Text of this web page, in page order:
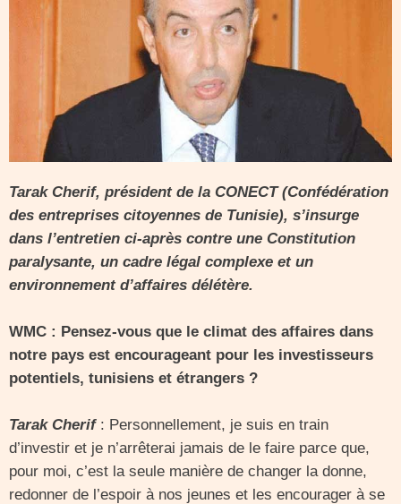
Tarak Cherif, président de la CONECT (Confédération
des entreprises citoyennes de Tunisie), s’insurge
dans l’entretien ci-après contre une Constitution
paralysante, un cadre légal complexe et un
environnement d’affaires délétère.
WMC : Pensez-vous que le climat des affaires dans
notre pays est encourageant pour les investisseurs
potentiels, tunisiens et étrangers ?
Tarak Cherif: Personnellement, je suis en train
d’investir et je n’arrêterai jamais de le faire parce que,
pour moi, c’est la seule manière de changer la donne,
redonner de l’espoir à nos jeunes et les encourager à se